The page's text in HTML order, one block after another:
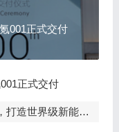
第2万台极氪001正式交付
正式交付
新能源智能汽车集群